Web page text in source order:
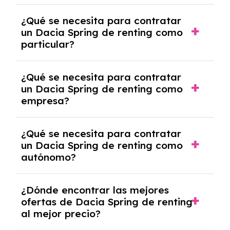
económica.
pero puede haber penalizaciones por
cancelación anticipada. Es importante revisar
las condiciones del contrato y hablar con un
experto que te asesore.
¿Qué se necesita para contratar
un Dacia Spring de renting como
particular?
y, en algunos casos, una consulta de solvencia
crediticia y un pago inicial.
¿Qué se necesita para contratar
un Dacia Spring de renting como
empresa?
documentación financiera y, en algunos
casos, un informe de solvencia de la empresa
y un pago inicial.
¿Qué se necesita para contratar
un Dacia Spring de renting como
autónomo?
autónomos, justificante de ingresos y, en
algunos casos, un informe fiscal y un pago
inicial.
¿Dónde encontrar las mejores
ofertas de Dacia Spring de renting
al mejor precio?